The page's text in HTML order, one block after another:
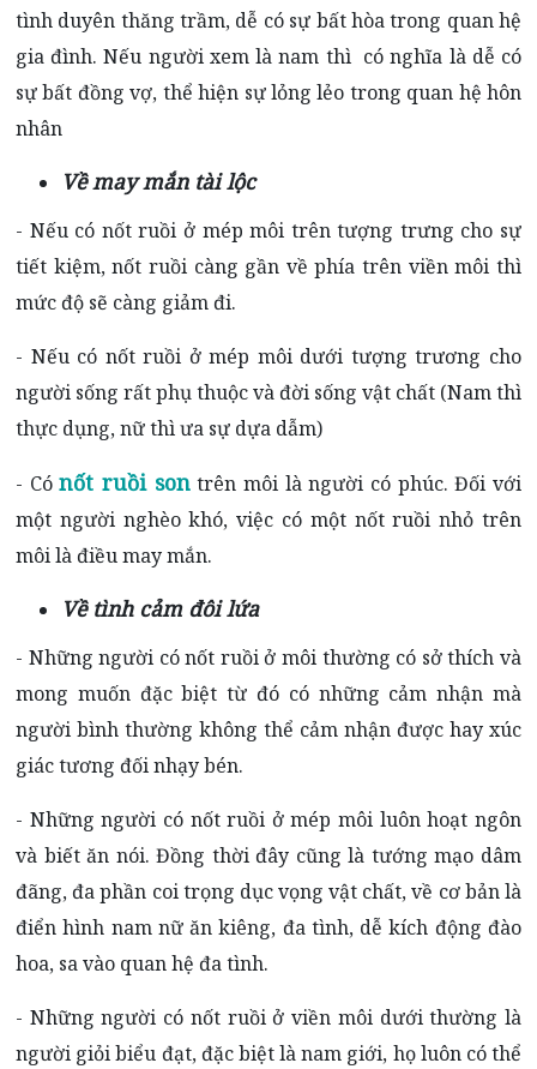
tình duyên thăng trầm, dễ có sự bất hòa trong quan hệ
gia đình. Nếu người xem là nam thì có nghĩa là dễ có
sự bất đồng vợ, thể hiện sự lỏng lẻo trong quan hệ hôn
nhân
Về may mắn tài lộc
- Nếu có nốt ruồi ở mép môi trêntượng trưng cho sự
tiết kiệm, nốt ruồi càng gần về phía trên viền môi thì
mức độ sẽ càng giảm đi.
- Nếu có nốt ruồi ở mép môi dưới tượng trương cho
người sống rất phụ thuộc và đời sống vật chất (Nam thì
thực dụng, nữ thì ưa sự dựa dẫm)
- Cónốt ruồi sontrên môi là người có phúc. Đối với
một người nghèo khó, việc có một nốt ruồi nhỏ trên
môi là điều may mắn.
Về tình cảm đôi lứa
- Những người có nốt ruồi ở môi thường có sở thích và
mong muốn đặc biệt từ đó có những cảm nhận mà
người bình thường không thể cảm nhận được hay xúc
giác tương đối nhạy bén.
- Những người có nốt ruồi ở mép môi luôn hoạt ngôn
và biết ăn nói. Đồng thời đây cũng là tướng mạo dâm
đãng, đa phần coi trọng dục vọng vật chất, về cơ bản là
điển hình nam nữ ăn kiêng, đa tình, dễ kích động đào
hoa, sa vào quan hệ đa tình.
- Những người có nốt ruồi ở viền môi dưới thường là
người giỏi biểu đạt, đặc biệt là nam giới, họ luôn có thể